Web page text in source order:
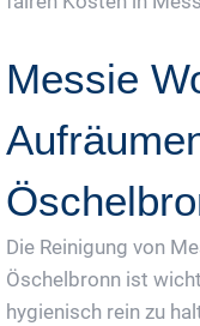
Messie
Die Reinigung von
Öschelbronn ist
hygienisch rein zu